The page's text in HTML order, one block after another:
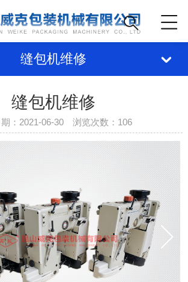
缝包机维修
缝包机维修
：2021-06-30 浏览次数： 106